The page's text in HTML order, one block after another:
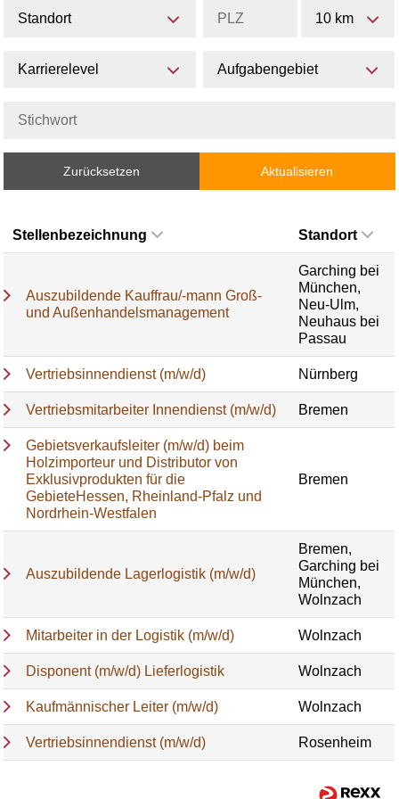
Standort 10 km
Karrierelevel Aufgabengebiet
Zurücksetzen Aktualisieren
Stellenbezeichnung Standort
Auszubildende Kauffrau/-mann Groß-
und Außenhandelsmanagement
Garching bei
München,
Neu-Ulm,
Neuhaus bei
Passau
Vertriebsinnendienst (m/w/d) Nürnberg
Vertriebsmitarbeiter Innendienst (m/w/d) Bremen
Gebietsverkaufsleiter (m/w/d) beim
Holzimporteur und Distributor von
Exklusivprodukten für die
GebieteHessen, Rheinland-Pfalz und
Nordrhein-Westfalen
Bremen
Auszubildende Lagerlogistik (m/w/d)
Bremen,
Garching bei
München,
Wolnzach
Mitarbeiter in der Logistik (m/w/d) Wolnzach
Disponent (m/w/d) Lieferlogistik Wolnzach
Kaufmännischer Leiter (m/w/d) Wolnzach
Vertriebsinnendienst (m/w/d) Rosenheim